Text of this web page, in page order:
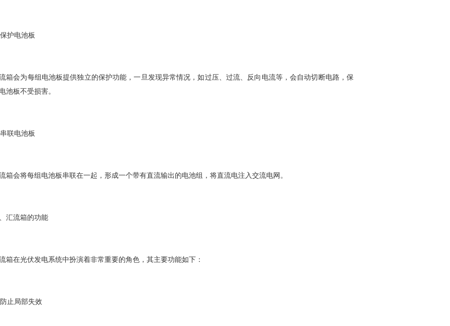
护电池板
箱会为每组电池板提供独立的保护功能，一旦发现异常情况，如过压、过流、反向电流等，会自动切断电路，保
池板不受损害。
联电池板
箱会将每组电池板串联在一起，形成一个带有直流输出的电池组，将直流电注入交流电网。
汇流箱的功能
箱在光伏发电系统中扮演着非常重要的角色，其主要功能如下：
止局部失效